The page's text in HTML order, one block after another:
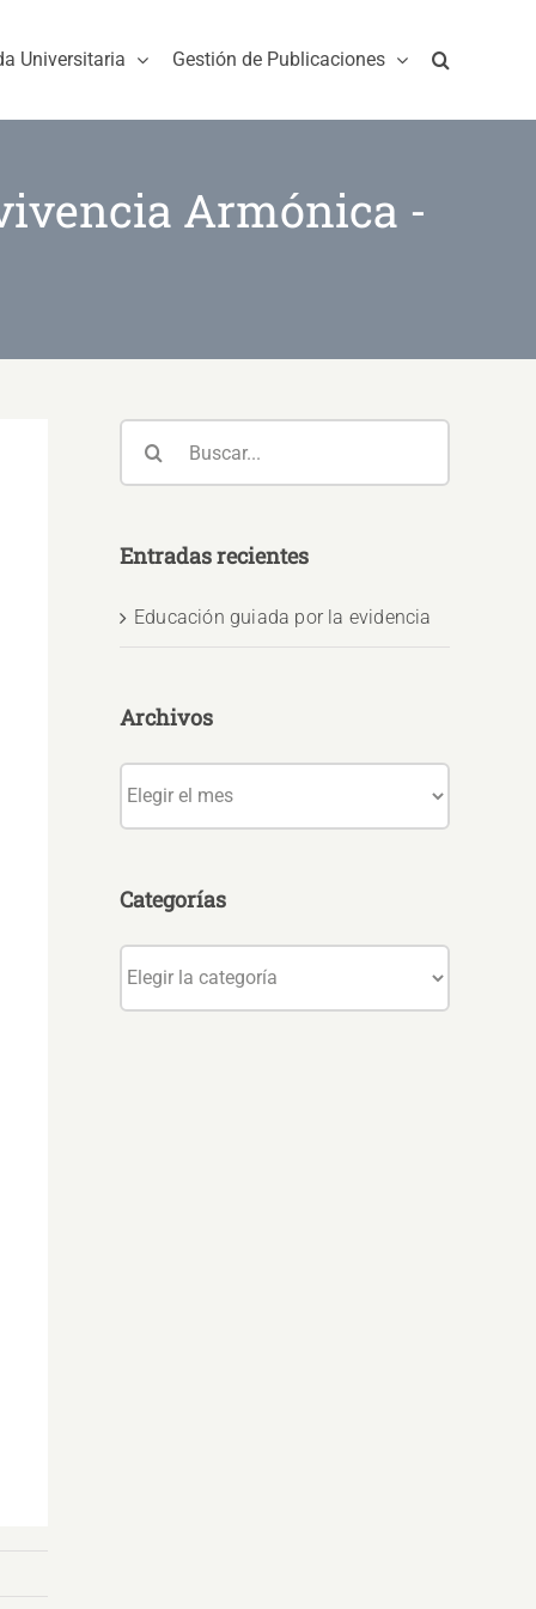
Universitaria Gestión de Publicaciones
Armónica -
Entradas recientes
Educación guiada por la evidencia
Archivos
Categorías